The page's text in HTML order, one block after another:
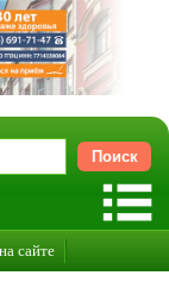
сайте